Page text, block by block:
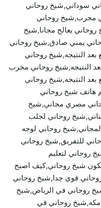
سوداني,شيخ روحاني
مجرب,شيخ روحاني
يعالج مجانا,شيخ
يمني صادق,شيخ روحاني
بعد النتيجه,شيخ روحاني
النتيجه,شيخ روحاني مجرب
النتيجه,شيخ روحاني
هاتف شيخ روحاني
مصري مجاني,شيخ
روحاني لجلب
روحاني لوجه
للتفريق,شيخ روحاني
روحاني لتعليم
شيخ روحاني,كيف اصبح
قوي جدا,شيخ روحاني
روحاني في الرياض,شيخ
روحاني في